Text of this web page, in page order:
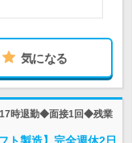
気になる
時退勤◆面接1回◆残業